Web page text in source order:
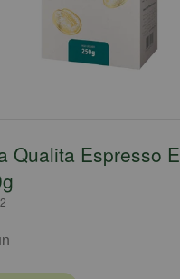
Qualita Espresso